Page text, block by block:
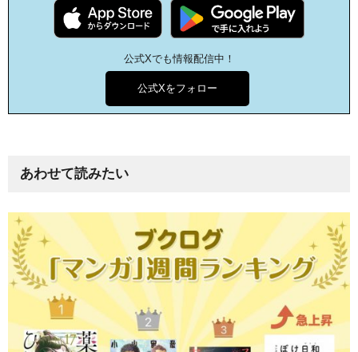
公式Xでも情報配信中！
公式Xをフォロー
あわせて読みたい